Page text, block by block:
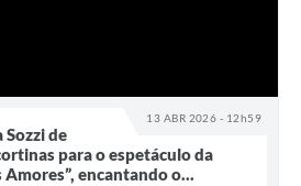
13 ABR 2026 - 12h59
de
para o espetáculo da
Amores”, encantando o...